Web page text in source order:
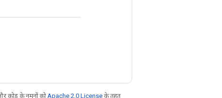
कोड के नमूनों को Apache 2.0 License के तहत